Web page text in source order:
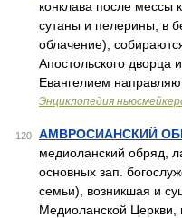
конклава после мессы
сутаны и пелерины, в
облачение),
Апостольского дворца
Евангелием
Энциклопедия
120 АМВРОСИАНСКИЙ
медиоланский обряд,
основных зап.
семьи), возникшая и
Медиоланской Церкви,